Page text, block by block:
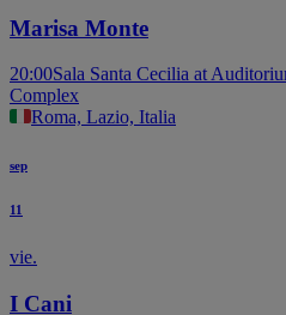
Marisa Monte
20:00Sala Santa Cecilia at
Complex
Roma, Lazio, Italia
sep
11
vie.
I Cani